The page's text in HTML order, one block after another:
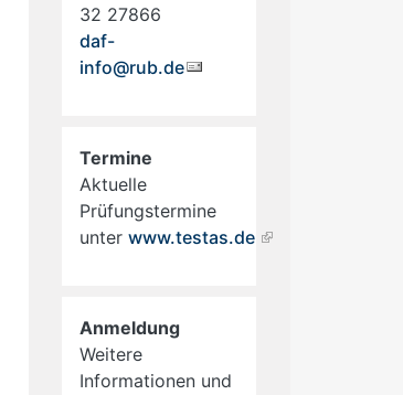
32 27866
daf-
info@rub.de
Termine
Aktuelle
Prüfungstermine
unterwww.testas.de
Anmeldung
Weitere
Informationen und